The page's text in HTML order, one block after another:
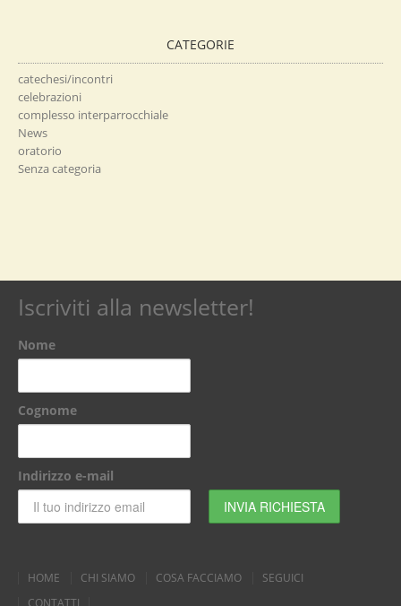
CATEGORIE
catechesi/incontri
celebrazioni
complesso interparrocchiale
News
oratorio
Senza categoria
Iscriviti alla newsletter!
Nome
Cognome
Indirizzo e-mail
HOME CHI SIAMO COSA FACCIAMO
SEGUICI
CONTATTI